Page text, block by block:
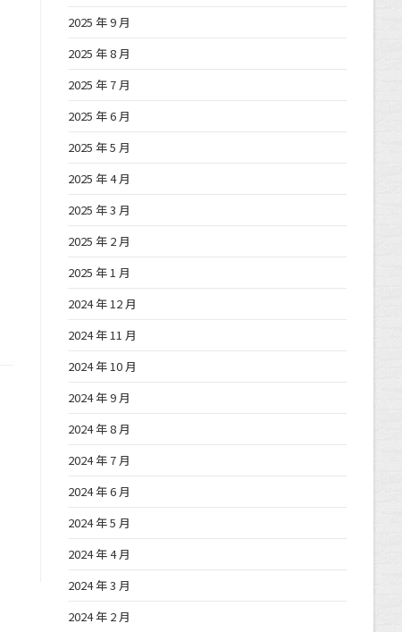
2025 年 9 月
2025 年 8 月
2025 年 7 月
2025 年 6 月
2025 年 5 月
2025 年 4 月
2025 年 3 月
2025 年 2 月
2025 年 1 月
2024 年 12 月
2024 年 11 月
2024 年 10 月
2024 年 9 月
2024 年 8 月
2024 年 7 月
2024 年 6 月
2024 年 5 月
2024 年 4 月
2024 年 3 月
2024 年 2 月